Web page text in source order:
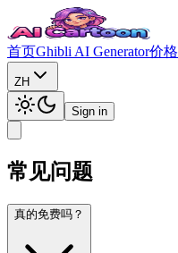
首页Ghibli AI Generator价格
ZH
Sign in
常见问题
真的免费吗？